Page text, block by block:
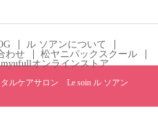
ル ソアンについて
わせ
松ヤニパックスクール
myufullオンラインストア
ルケアサロン Le soin ル ソアン